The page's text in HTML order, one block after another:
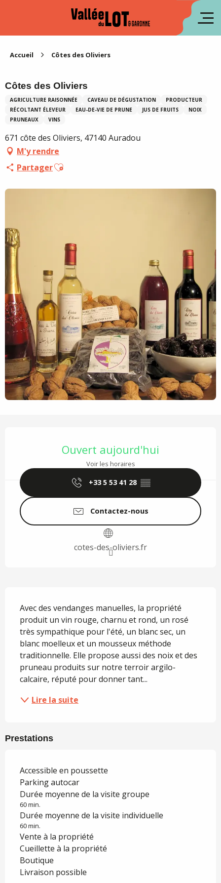
Accueil Côtes des Oliviers
Côtes des Oliviers
AGRICULTURE RAISONNÉE CAVEAU DE DÉGUSTATION
PRODUCTEUR
RÉCOLTANT ÉLEVEUR
EAU-DE-VIE DE PRUNE JUS DE FRUITS
NOIX
PRUNEAUX
VINS
671 côte des Oliviers, 47140 Auradou
M'y rendre
PartagerAjouter aux favoris
Ouvert aujourd'hui
Voir les horaires
+33 5 53 41 28 ▒▒
Contactez-nous
cotes-des-oliviers.fr
Avec des vendanges manuelles, la propriété
produit un vin rouge, charnu et rond, un rosé
très sympathique pour l'été, un blanc sec, un
blanc moelleux et un mousseux méthode
traditionnelle. Elle propose aussi des noix et des
pruneau produits sur notre terroir argilo-
calcaire, réputé pour donner tant...
Lire la suite
Prestations
Accessible en poussette
Parking autocar
Durée moyenne de la visite groupe
60 min.
Durée moyenne de la visite individuelle
60 min.
Vente à la propriété
Cueillette à la propriété
Boutique
Livraison possible